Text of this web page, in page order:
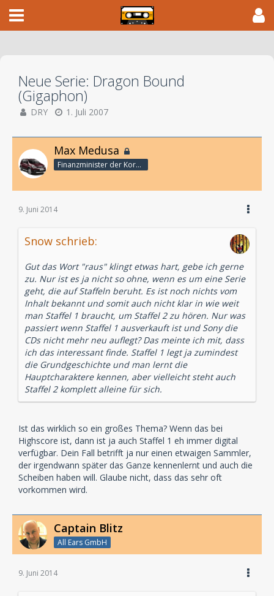
Neue Serie: Dragon Bound
(Gigaphon)
DRY 1. Juli 2007
Max Medusa
Finanzminister der Korporation
9. Juni 2014
Snow schrieb:
Gut das Wort "raus" klingt etwas hart, gebe ich gerne
zu. Nur ist es ja nicht so ohne, wenn es um eine Serie
geht, die auf Staffeln beruht. Es ist noch nichts vom
Inhalt bekannt und somit auch nicht klar in wie weit
man Staffel 1 braucht, um Staffel 2 zu hören. Nur was
passiert wenn Staffel 1 ausverkauft ist und Sony die
CDs nicht mehr neu auflegt? Das meinte ich mit, dass
ich das interessant finde. Staffel 1 legt ja zumindest
die Grundgeschichte und man lernt die
Hauptcharaktere kennen, aber vielleicht steht auch
Staffel 2 komplett alleine für sich.
Ist das wirklich so ein großes Thema? Wenn das bei
Highscore ist, dann ist ja auch Staffel 1 eh immer digital
verfügbar. Dein Fall betrifft ja nur einen etwaigen Sammler,
der irgendwann später das Ganze kennenlernt und auch die
Scheiben haben will. Glaube nicht, dass das sehr oft
vorkommen wird.
Captain Blitz
All Ears GmbH
9. Juni 2014